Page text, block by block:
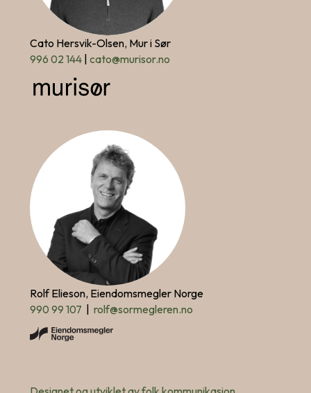
Cato Hersvik-Olsen, Mur i Sør
996 02 144 |cato@murisor.no
Rolf Elieson, Eiendomsmegler Norge
990 99 107 |rolf@sormegleren.no